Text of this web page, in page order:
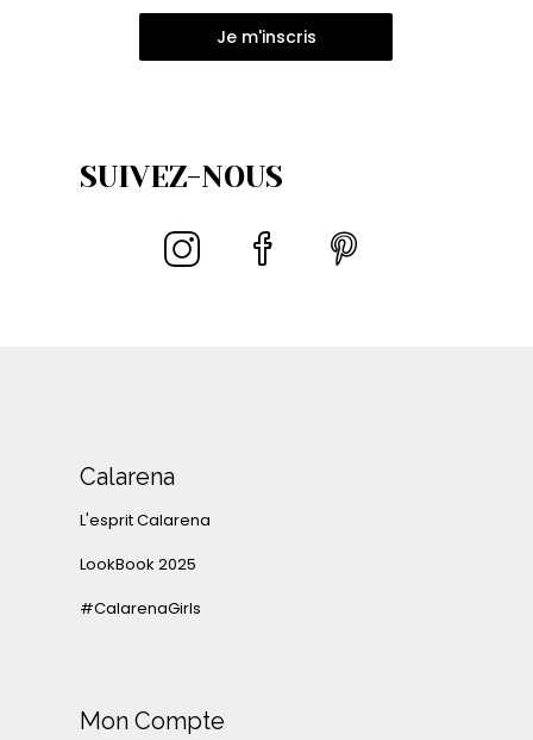
Je m'inscris
SUIVEZ-NOUS
Calarena
L'esprit Calarena
LookBook 2025
#CalarenaGirls
Mon Compte